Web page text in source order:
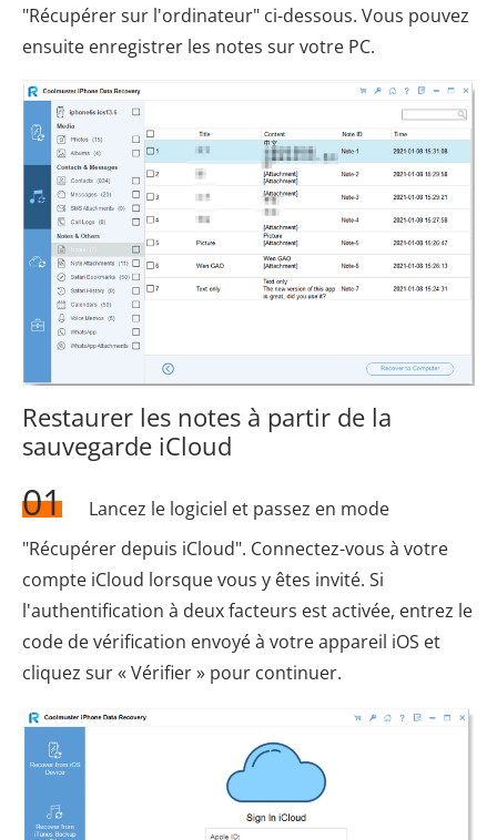
"Récupérer sur l'ordinateur" ci-dessous. Vous pouvez
ensuite enregistrer les notes sur votre PC.
Restaurer les notes à partir de la
sauvegarde iCloud
01
Lancez le logiciel et passez en mode
"Récupérer depuis iCloud". Connectez-vous à votre
compte iCloud lorsque vous y êtes invité. Si
l'authentification à deux facteurs est activée, entrez le
code de vérification envoyé à votre appareil iOS et
cliquez sur « Vérifier » pour continuer.